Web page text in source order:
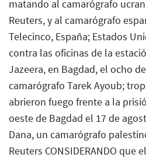
matando al camarógrafo
Reuters, y al camarógrafo
Telecinco, España; Estados
contra las oficinas de la
Jazeera, en Bagdad, el ocho
camarógrafo Tarek Ayoub;
abrieron fuego frente a la
oeste de Bagdad el 17 de
Dana, un camarógrafo
Reuters CONSIDERANDO que